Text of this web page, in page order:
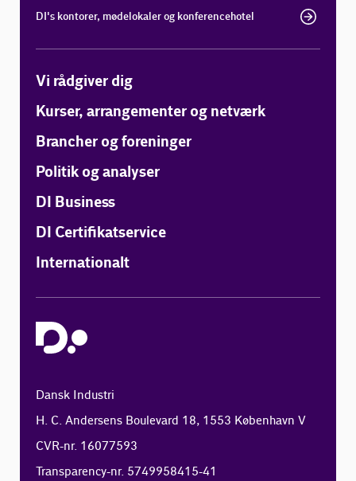
DI's kontorer, mødelokaler og konferencehotel
Vi rådgiver dig
Kurser, arrangementer og netværk
Brancher og foreninger
Politik og analyser
DI Business
DI Certifikatservice
Internationalt
Dansk Industri
H. C. Andersens Boulevard 18, 1553 København V
CVR-nr. 16077593
Transparency-nr. 5749958415-41